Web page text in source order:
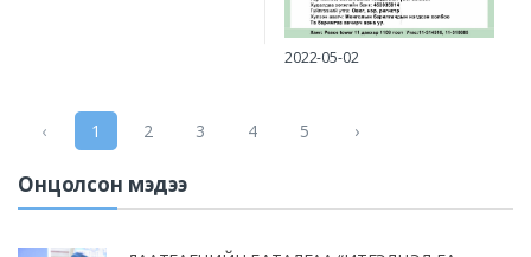
2022-05-02
‹ 1 2 3 4 5 ›
Онцолсон мэдээ